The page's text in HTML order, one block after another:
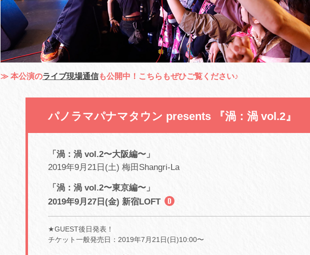
≫ 本公演のライブ現場通信も公開中！こちらもぜひご覧ください♪
パノラマパナマタウン presents 『渦：渦 vol.2』
「渦：渦 vol.2〜大阪編〜」
2019年9月21日(土) 梅田Shangri-La
「渦：渦 vol.2〜東京編〜」
2019年9月27日(金) 新宿LOFT
★GUEST後日発表！
チケット一般発売日：2019年7月21日(日)10:00〜